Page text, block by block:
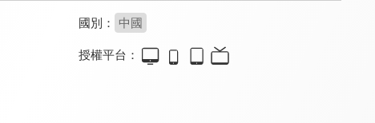
國別： 中國
授權平台：